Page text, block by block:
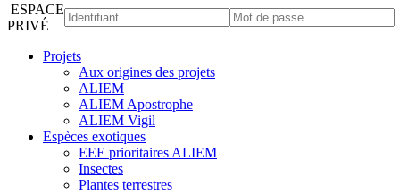
ESPACE
PRIVÉ
Projets
Aux origines des projets
ALIEM
ALIEM Apostrophe
ALIEM Vigil
Espèces exotiques
EEE prioritaires ALIEM
Insectes
Plantes terrestres